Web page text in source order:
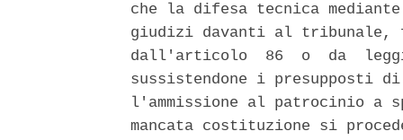
che la difesa tecnica
giudizi davanti al
dall'articolo  86  o  da
sussistendone i presupposti
l'ammissione al patrocinio a
mancata costituzione si